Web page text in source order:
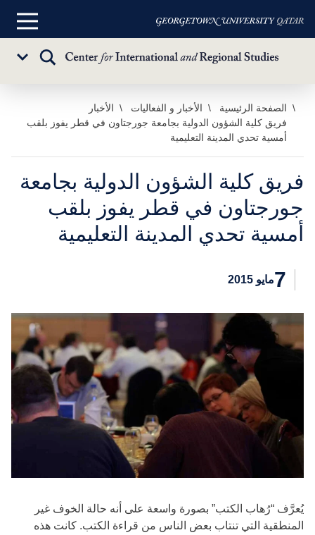
تخطي
المحتوى
الرئيسي
القائمة
تبديل
الصفحة الرئيسية الأخبار و الفعاليات
الأخبار
فريق كلية الشؤون الدولية بجامعة جورجتاون في قطر يفوز بلقب
أمسية تحدي المدينة التعليمية
فريق كلية الشؤون الدولية بجامعة
جورجتاون في قطر يفوز بلقب
أمسية تحدي المدينة التعليمية
7مايو 2015
يُعرَّف “رُهاب الكتب” بصورة واسعة على أنه حالة الخوف غير
المنطقية التي تنتاب بعض الناس من قراءة الكتب. كانت هذه